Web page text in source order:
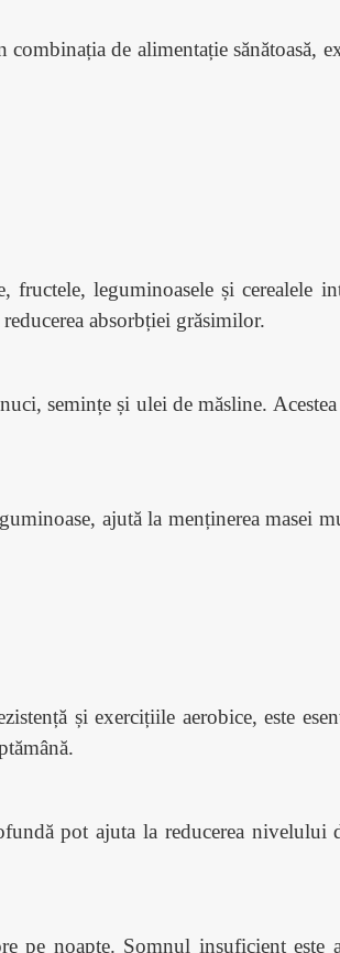
de alimentație sănătoasă,
leguminoasele și cerealele
absorbției grăsimilor.
semințe și ulei de măsline.
ajută la menținerea masei
și exercițiile aerobice, este
pot ajuta la reducerea
noapte. Somnul insuficient este